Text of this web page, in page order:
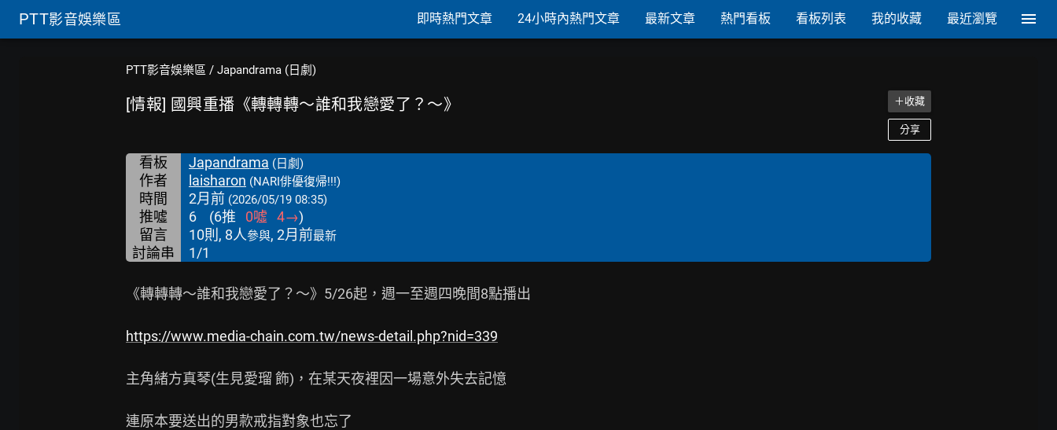
PTT影音娛樂區 即時熱門文章 24小時內熱門文章 最新文章 熱門看板 看板列表 我的收藏 最近瀏覽
PTT影音娛樂區 / Japandrama (日劇)
[情報] 國興重播《轉轉轉～誰和我戀愛了？～》 ＋收藏
分享
看板 Japandrama (日劇)
作者 laisharon (NARI俳優復帰!!!)
時間 2月前 (2026/05/19 08:35)
推噓 6 (6推 0噓 4→)
留言
10則, 8人參與, 2月前最新
討論串 1/1
《轉轉轉～誰和我戀愛了？～》5/26起，週一至週四晚間8點播出
https://www.media-chain.com.tw/news-detail.php?nid=339
主角緒方真琴(生見愛瑠 飾)，在某天夜裡因一場意外失去記憶
連原本要送出的男款戒指對象也忘了